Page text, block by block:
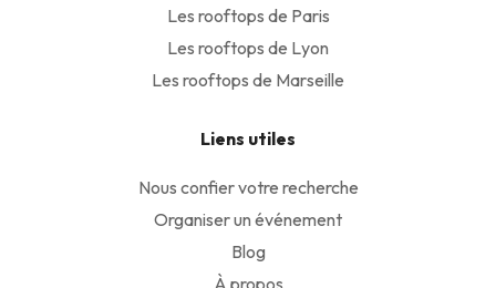
Les rooftops de Paris
Les rooftops de Lyon
Les rooftops de Marseille
Liens utiles
Nous confier votre recherche
Organiser un événement
Blog
À propos